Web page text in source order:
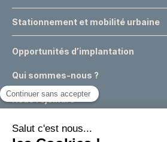
Stationnement et mobilité urbaine
Opportunités d’implantation
Qui sommes-nous ?
Nous rejoindre
Actualités